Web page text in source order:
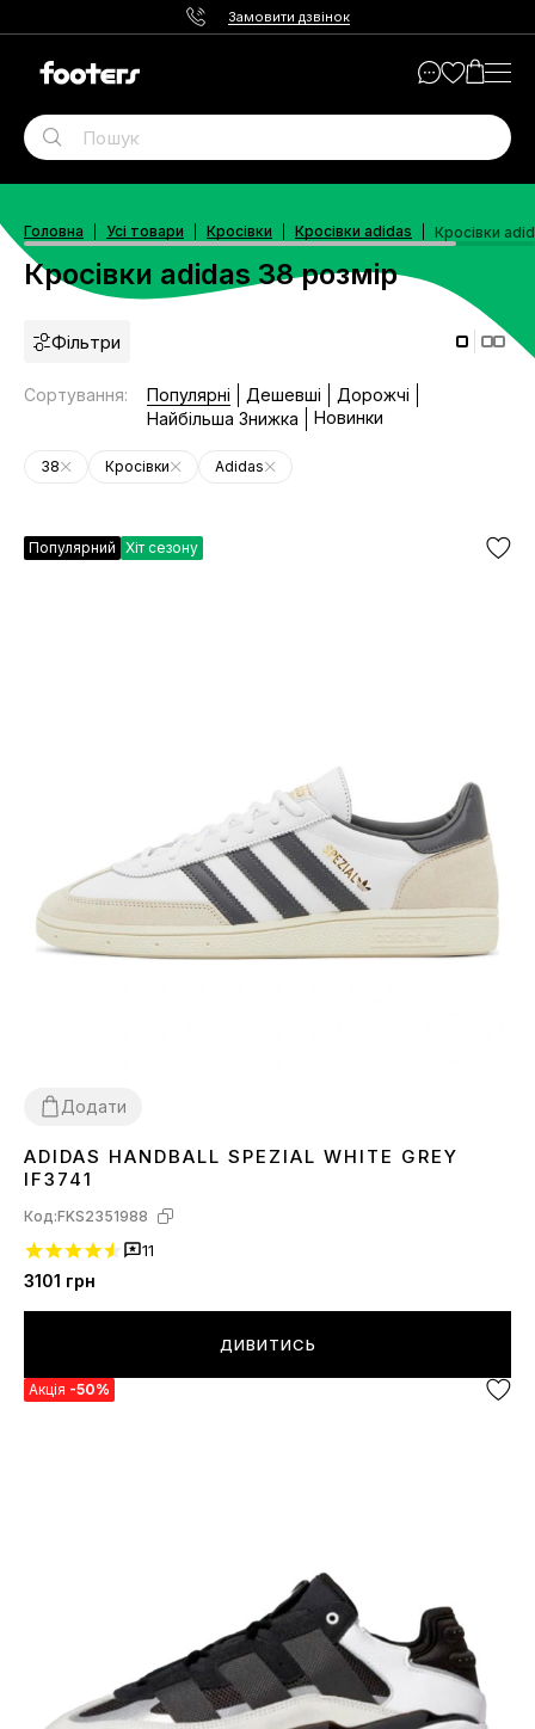
Замовити дзвінок
Головна Усі товари Кросівки Кросівки adidas Кросівки
Кросівки adidas 38 розмір
Фільтри
Сортування: Популярні Дешевші
Дорожчі
Найбільша Знижка
Новинки
38 Кросівки Adidas
Популярний Хіт сезону
Додати
36 3738 3940
ADIDAS HANDBALL SPEZIAL WHITE GREY
IF3741
Код:FKS2351988
11
3101 грн
ДИВИТИСЬ
Акція -50%